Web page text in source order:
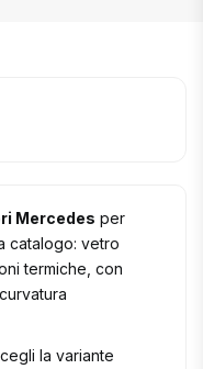
Mercedes per
catalogo: vetro
termiche, con
la variante